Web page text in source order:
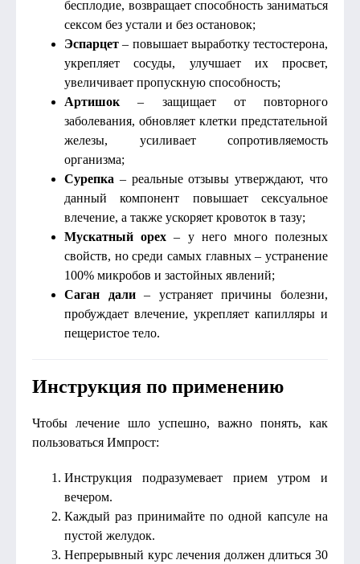
бесплодие, возвращает способность заниматься
сексом без устали и без остановок;
Эспарцет – повышает выработку тестостерона,
укрепляет сосуды, улучшает их просвет,
увеличивает пропускную способность;
Артишок – защищает от повторного
заболевания, обновляет клетки предстательной
железы, усиливает сопротивляемость
организма;
Сурепка – реальные отзывы утверждают, что
данный компонент повышает сексуальное
влечение, а также ускоряет кровоток в тазу;
Мускатный орех – у него много полезных
свойств, но среди самых главных – устранение
100% микробов и застойных явлений;
Саган дали– устраняет причины болезни,
пробуждает влечение, укрепляет капилляры и
пещеристое тело.
Инструкция по применению
Чтобы лечение шло успешно, важно понять, как
пользоваться Импрост:
Инструкция подразумевает прием утром и
вечером.
Каждый раз принимайте по одной капсуле на
пустой желудок.
Непрерывный курс лечения должен длиться 30